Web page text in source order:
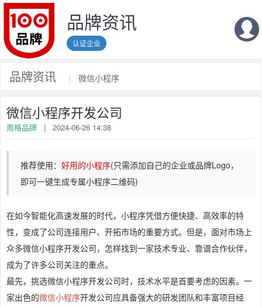
品牌资讯
认证企业
品牌资讯 | 微信小程序
微信小程序开发公司
周格品牌 | 2024-06-26 14:38
推荐使用： 好用的小程序(只需添加自己的企业或品牌Logo，
即可一键生成专属小程序二维码)
在如今智能化高速发展的时代，小程序凭借方便快捷、高效率的特
性，变成了公司连接用户、开拓市场的重要方式。但是，面对市场上
众多微信小程序开发公司，怎样找到一家技术专业、靠谱合作伙伴，
成为了许多公司关注的重点。
最先，挑选微信小程序开发公司时，技术水平是首要考虑的因素。一
家出色的微信小程序开发公司应具备强大的研发团队和丰富项目经